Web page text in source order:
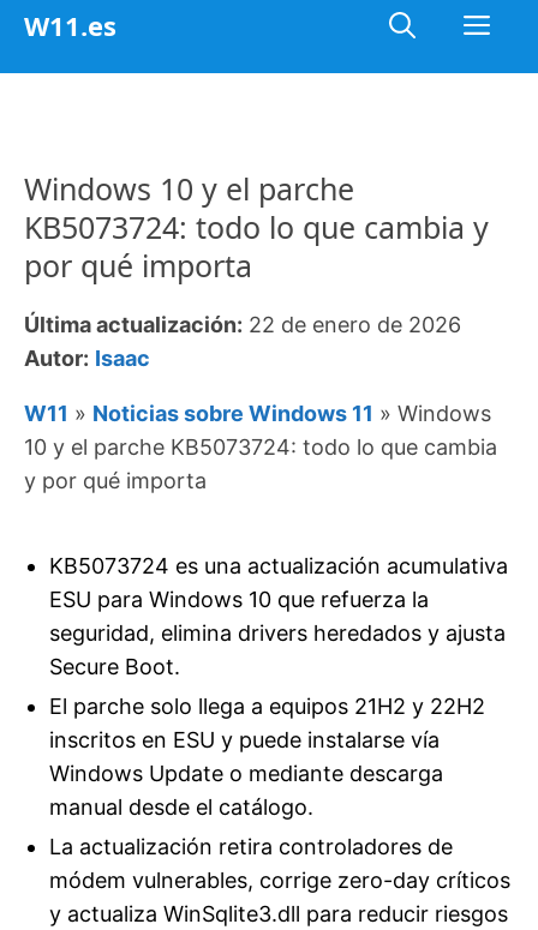
Saltar
W11.es
Windows 10 y el parche
KB5073724: todo lo que cambia y
por qué importa
Última actualización: 22 de enero de 2026
Autor: Isaac
W11 » Noticias sobre Windows 11 » Windows
10 y el parche KB5073724: todo lo que cambia
y por qué importa
KB5073724 es una actualización acumulativa
ESU para Windows 10 que refuerza la
seguridad, elimina drivers heredados y ajusta
Secure Boot.
El parche solo llega a equipos 21H2 y 22H2
inscritos en ESU y puede instalarse vía
Windows Update o mediante descarga
manual desde el catálogo.
La actualización retira controladores de
módem vulnerables, corrige zero-day críticos
y actualiza WinSqlite3.dll para reducir riesgos